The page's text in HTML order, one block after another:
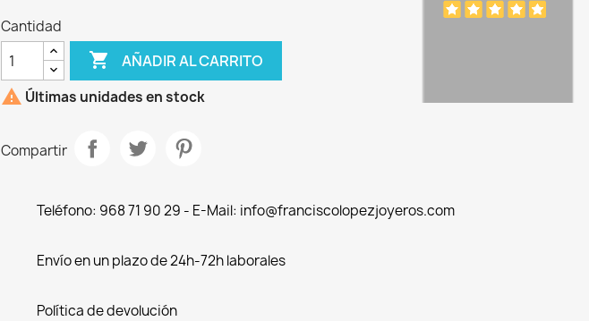
Cantidad
 AÑADIR AL CARRITO
 Últimas unidades en stock
Compartir
Teléfono: 968 71 90 29 - E-Mail: info@franciscolopezjoyeros.com
Envío en un plazo de 24h-72h laborales
Política de devolución